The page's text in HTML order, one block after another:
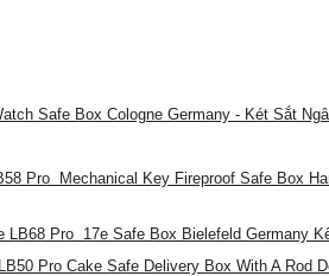
Safe Box Cologne Germany - Két Sắt
Pro Mechanical Key Fireproof Safe Box
Pro 17e Safe Box Bielefeld Germany
Pro Cake Safe Delivery Box With A Rod